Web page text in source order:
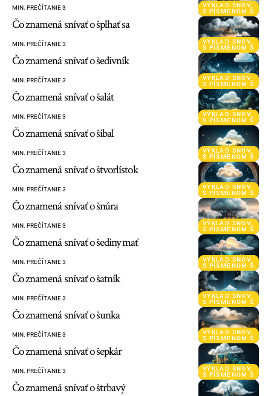
VÝKLAD SNOV
S PÍSMENOM Š
MIN. PREČÍTANIE 3
VÝKLAD SNOV
S PÍSMENOM Š
Čo znamená snívať o šplhať sa
MIN. PREČÍTANIE 3
VÝKLAD SNOV
S PÍSMENOM Š
Čo znamená snívať o šedivník
MIN. PREČÍTANIE 3
VÝKLAD SNOV
S PÍSMENOM Š
Čo znamená snívať o šalát
MIN. PREČÍTANIE 3
VÝKLAD SNOV
S PÍSMENOM Š
Čo znamená snívať o šibal
MIN. PREČÍTANIE 3
VÝKLAD SNOV
S PÍSMENOM Š
Čo znamená snívať o štvorlístok
MIN. PREČÍTANIE 3
VÝKLAD SNOV
S PÍSMENOM Š
Čo znamená snívať o šnúra
MIN. PREČÍTANIE 3
VÝKLAD SNOV
S PÍSMENOM Š
Čo znamená snívať o šediny mať
MIN. PREČÍTANIE 3
VÝKLAD SNOV
S PÍSMENOM Š
Čo znamená snívať o šatník
MIN. PREČÍTANIE 3
VÝKLAD SNOV
S PÍSMENOM Š
Čo znamená snívať o šunka
MIN. PREČÍTANIE 3
VÝKLAD SNOV
S PÍSMENOM Š
Čo znamená snívať o šepkár
MIN. PREČÍTANIE 3
Čo znamená snívať o štrbavý